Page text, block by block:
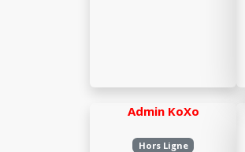
Admin KoXo
Hors Ligne